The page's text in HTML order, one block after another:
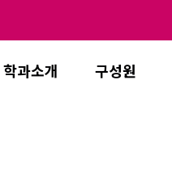
학과소개 구성원